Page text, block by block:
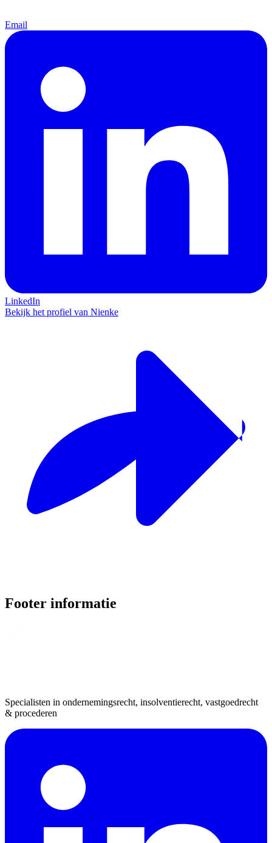
Email
LinkedIn
Bekijk het profiel van Nienke
Footer informatie
Specialisten in ondernemingsrecht, insolventierecht, vastgoedrecht
& procederen